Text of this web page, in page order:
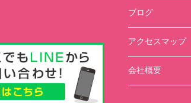
ブログ
アクセスマップ
会社概要